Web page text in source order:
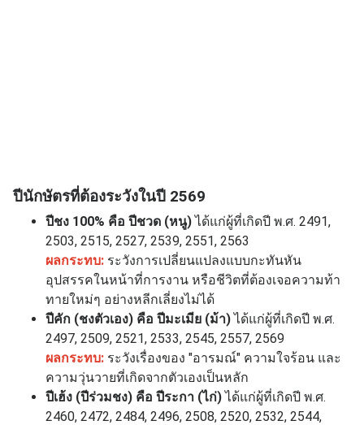
ปีนักษัตรที่ต้องระวังในปี 2569
ปีชง 100% คือ ปีชวด (หนู)ได้แก่ผู้ที่เกิดปี พ.ศ. 2491,
2503, 2515, 2527, 2539, 2551, 2563
ผลกระทบ: ระวังการเปลี่ยนแปลงแบบกะทันหัน
อุปสรรคในหน้าที่การงาน หรือชีวิตที่ต้องเจอความท้า
ทายใหม่ๆ อย่างหลีกเลี่ยงไม่ได้
ปีคัก (ชงตัวเอง) คือ ปีมะเมีย (ม้า)ได้แก่ผู้ที่เกิดปี พ.ศ.
2497, 2509, 2521, 2533, 2545, 2557, 2569
ผลกระทบ: ระวังเรื่องของ "อารมณ์" ความใจร้อน และ
ความวุ่นวายที่เกิดจากตัวเองเป็นหลัก
ปีเฮ้ง (ปีร่วมชง) คือ ปีระกา (ไก่)ได้แก่ผู้ที่เกิดปี พ.ศ.
2460, 2472, 2484, 2496, 2508, 2520, 2532, 2544,